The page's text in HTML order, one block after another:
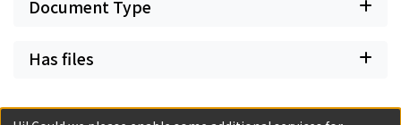
Document Type
Has files